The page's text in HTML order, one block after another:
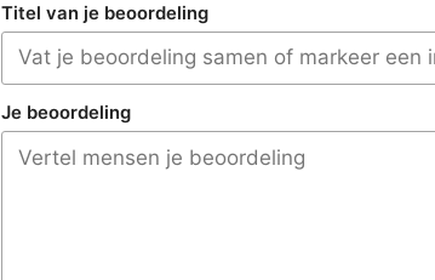
Titel van je beoordeling
Je beoordeling